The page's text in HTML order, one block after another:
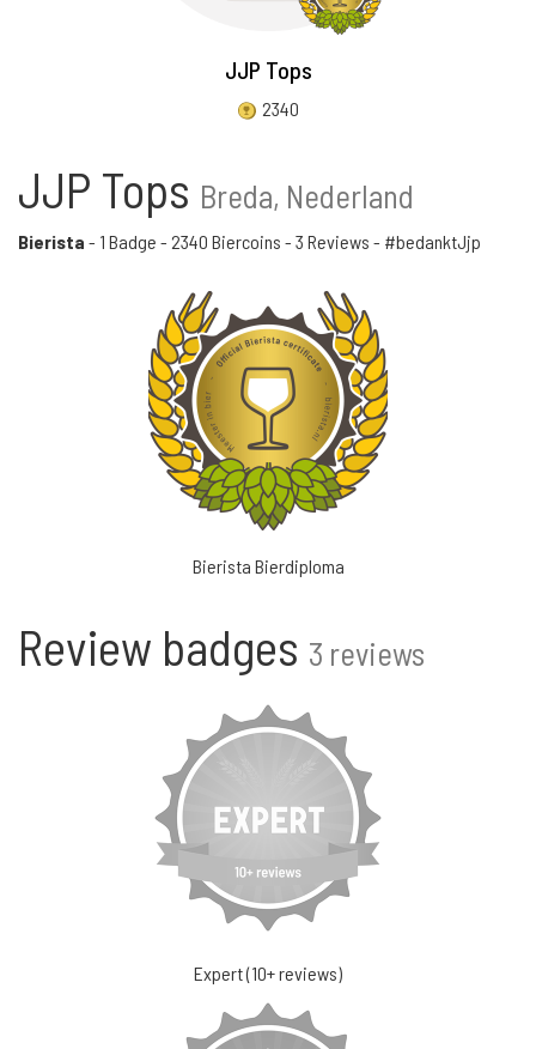
JJP Tops
2340
JJP Tops Breda, Nederland
Bierista - 1 Badge - 2340 Biercoins - 3 Reviews - #bedanktJjp
Bierista Bierdiploma
Review badges 3 reviews
Expert (10+ reviews)